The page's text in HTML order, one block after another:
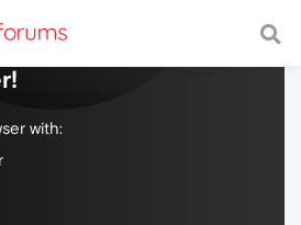
web, with a fast and
with: